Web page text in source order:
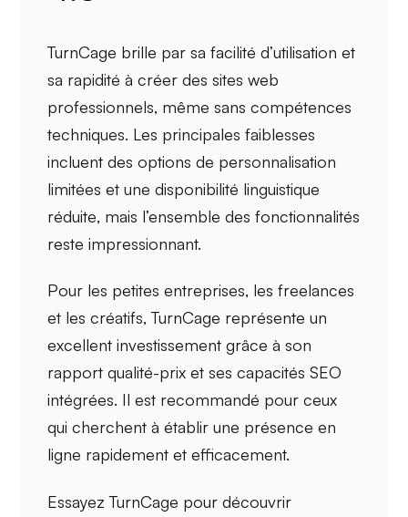
TurnCage brille par safacilité d’utilisation et
sa rapidité à créer des sites web
professionnels, même sans compétences
techniques. Les principales faiblesses
incluent desoptions de personnalisation
limitées et unedisponibilité linguistique
réduite, mais l’ensemble des fonctionnalités
reste impressionnant.
Pour les petites entreprises, les freelances
et les créatifs, TurnCage représente un
excellent investissement grâce à son
rapport qualité-prix et sescapacités SEO
intégrées. Il est recommandé pour ceux
qui cherchent à établir une présence en
ligne rapidement et efficacement.
Essayez TurnCage pour découvrir